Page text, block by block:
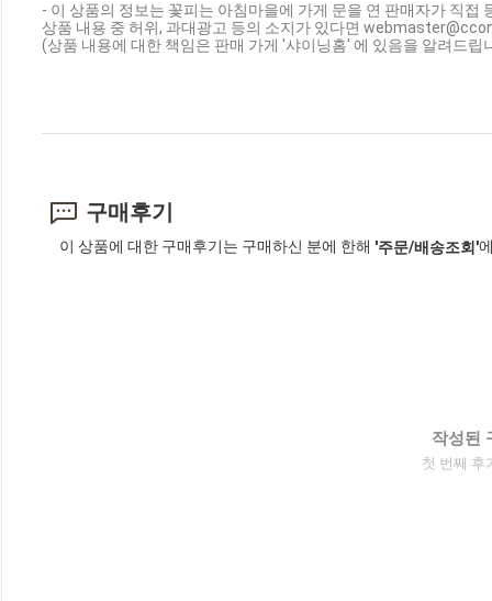
- 이 상품의 정보는 꽃피는 아침마을에 가게 문을 연 판매자가 직접
상품 내용 중 허위, 과대광고 등의 소지가 있다면
(상품 내용에 대한 책임은 판매 가게 '샤이닝홈' 에 있음을 알려드립
구매후기
이 상품에 대한 구매후기는 구매하신 분에 한해 '주문/배송조회'
작성된
첫 번째 후